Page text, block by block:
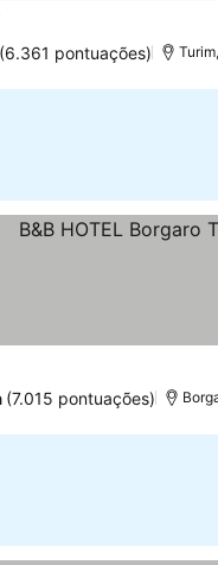
(6.361 pontuações)
(7.015 pontuações)